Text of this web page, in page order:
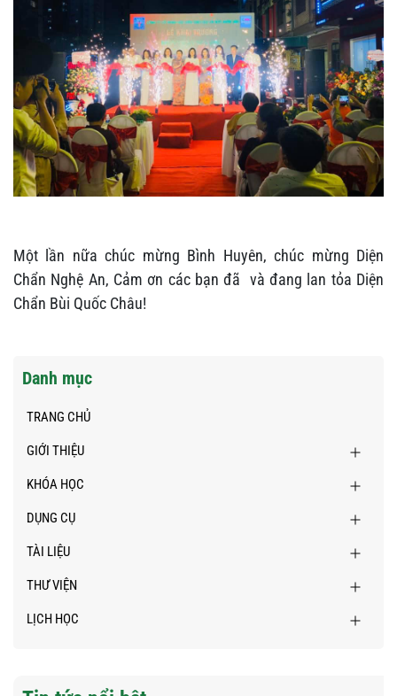
Một lần nữa chúc mừng Bình Huyên, chúc mừng Diện
Chẩn Nghệ An, Cảm ơn các bạn đã và đang lan tỏa Diện
Chẩn Bùi Quốc Châu!
Danh mục
TRANG CHỦ
GIỚI THIỆU
KHÓA HỌC
DỤNG CỤ
TÀI LIỆU
THƯ VIỆN
LỊCH HỌC